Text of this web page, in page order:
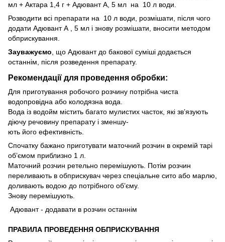
мл + Актара 1,4 г + Адювант А, 5 мл на 10 л води.
Розводити всі препарати на 10 л води, розмішати, після чого
додати Адювант А , 5 мл і знову розмішати, вносити методом
обприскування.
Зауважуємо , що Адювант до бакової суміші додається
останнім, після розведення препарату.
Рекомендації для проведення обробки:
Для приготування робочого розчину потрібна чиста
водопровідна або колодязна вода.
Вода із водойм містить багато мулистих часток, які зв’язують
діючу речовину препарату і зменшу-
ють його ефективність.
Спочатку бажано приготувати маточний розчин в окремій тарі
об’ємом приблизно 1 л.
Маточний розчин ретельно перемішують. Потім розчин
переливають в обприскувач через спеціальне сито або марлю,
доливають водою до потрібного об’єму.
Знову перемішують.
Адювант - додавати в розчин останнім
ПРАВИЛА ПРОВЕДЕННЯ ОБПРИСКУВАННЯ